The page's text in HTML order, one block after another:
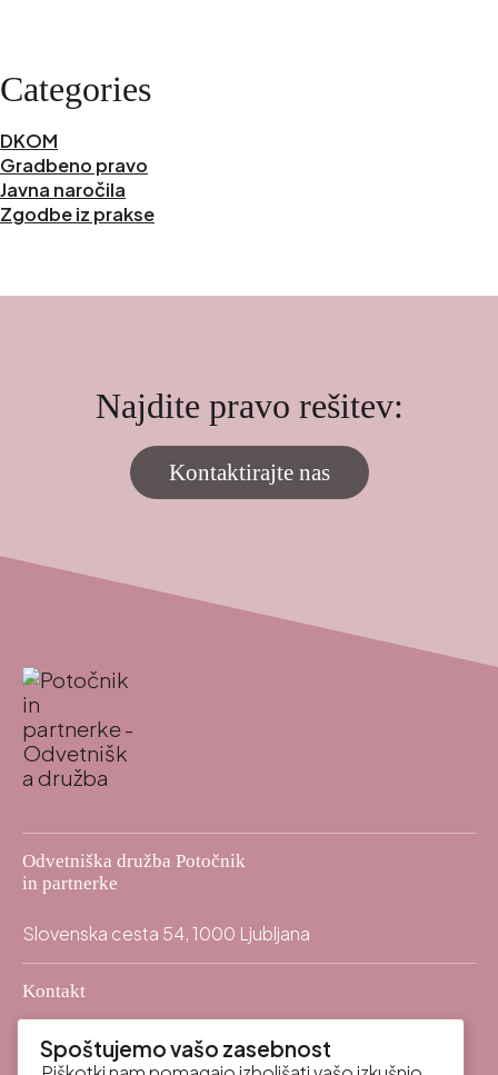
Categories
DKOM
Gradbeno pravo
Javna naročila
Zgodbe iz prakse
Najdite pravo rešitev:
Kontaktirajte nas
Odvetniška družba Potočnik
in partnerke
Slovenska cesta 54, 1000 Ljubljana
Kontakt
info@odpp.law
+386 (0)59 337 400
Spoštujemo vašo zasebnost